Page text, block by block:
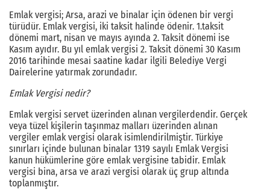
Emlak vergisi; Arsa, arazi ve binalar için ödenen bir vergi
türüdür. Emlak vergisi, iki taksit halinde ödenir. 1.taksit
dönemi mart, nisan ve mayıs ayında 2. Taksit dönemi ise
Kasım ayıdır. Bu yıl emlak vergisi 2. Taksit dönemi 30 Kasım
2016 tarihinde mesai saatine kadar ilgili Belediye Vergi
Dairelerine yatırmak zorundadır.
Emlak Vergisi nedir?
Emlak vergisi servet üzerinden alınan vergilerdendir. Gerçek
veya tüzel kişilerin taşınmaz malları üzerinden alınan
vergiler emlak vergisi olarak isimlendirilmiştir. Türkiye
sınırları içinde bulunan binalar 1319 sayılı Emlak Vergisi
kanun hükümlerine göre emlak vergisine tabidir. Emlak
vergisi bina, arsa ve arazi vergisi olarak üç grup altında
toplanmıştır.